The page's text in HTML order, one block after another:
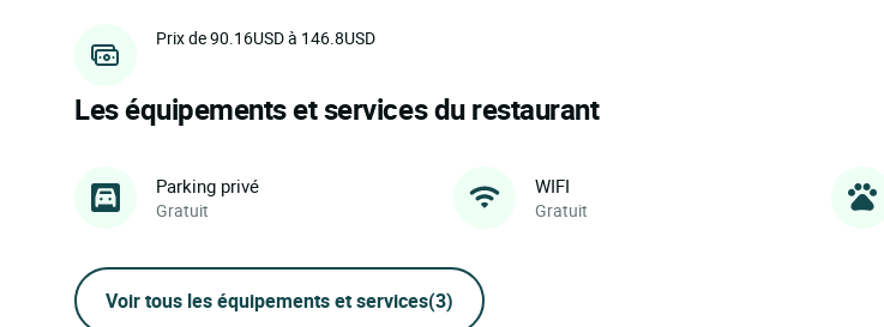
Prix de 90.16USD à 146.8USD
Les équipements et services du restaurant
Parking privé
Gratuit
WIFI
Gratuit
Voir tous les équipements et services(3)